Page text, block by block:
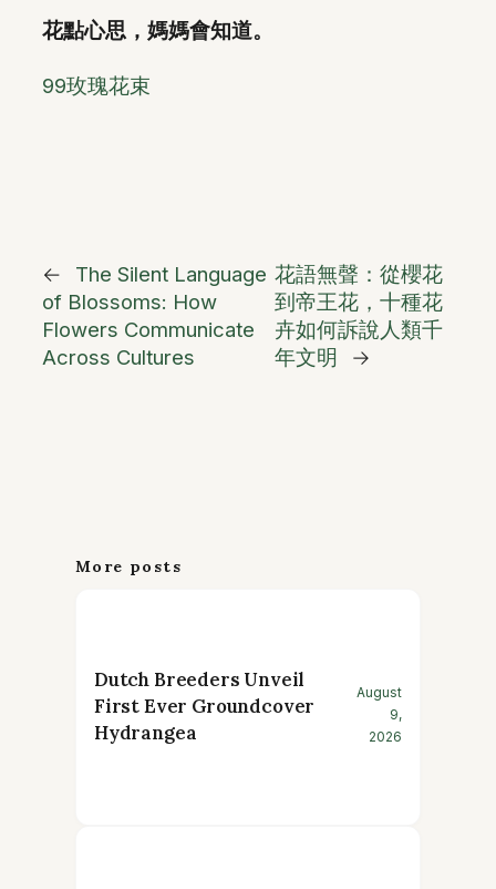
花點心思，媽媽會知道。
99玫瑰花束
←
The Silent Language
of Blossoms: How
Flowers Communicate
Across Cultures
花語無聲：從櫻花
到帝王花，十種花
卉如何訴說人類千
年文明
→
More posts
Dutch Breeders Unveil
First Ever Groundcover
Hydrangea
August
9,
2026